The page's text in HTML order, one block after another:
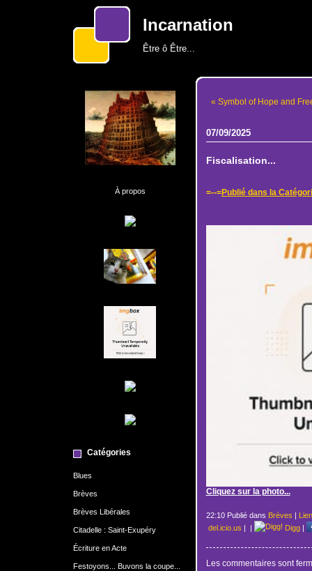
Incarnation
Être ô Être...
À propos
Catégories
Blues
Brèves
Brèves Libérales
Citadelle : Saint-Exupéry
Écriture en Acte
Festoyons... Buvons la coupe...
« Symbol of Hope and
07/09/2025
Fiscalisation...
=--=Publié dans la
Cliquez sur la photo...
22:10 Publié dans Brèves |
del.icio.us | | Digg|
Les commentaires sont